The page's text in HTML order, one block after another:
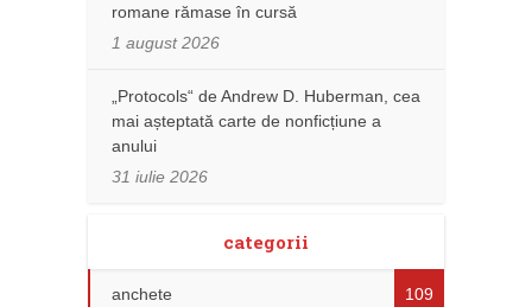
romane rămase în cursă
1 august 2026
„Protocols“ de Andrew D. Huberman, cea
mai așteptată carte de nonficțiune a
anului
31 iulie 2026
categorii
anchete 109